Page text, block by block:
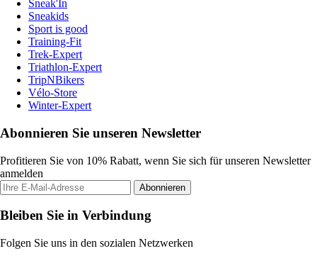
Sneak'In
Sneakids
Sport is good
Training-Fit
Trek-Expert
Triathlon-Expert
TripNBikers
Vélo-Store
Winter-Expert
Abonnieren Sie unseren Newsletter
Profitieren Sie von 10% Rabatt, wenn Sie sich für unseren Newsletter
anmelden
Abonnieren
Bleiben Sie in Verbindung
Folgen Sie uns in den sozialen Netzwerken